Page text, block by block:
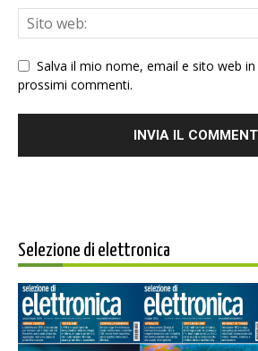
Salva il mio nome, email e sito web
prossimi commenti.
Selezione di elettronica